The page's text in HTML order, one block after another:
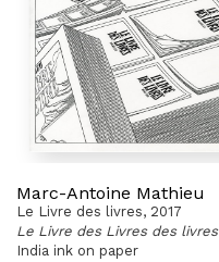
Marc-Antoine Mathieu
Le Livre des livres, 2017
Le Livre des Livres des livres
India ink on paper